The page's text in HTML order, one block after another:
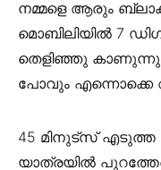
നമ്മളെ ആരും
മൊബിലിയിൽ 7
തെളിഞ്ഞു
പോവും എന്നൊക്കെ
45 മിനുട്സ് എടുത്ത
യാത്രയിൽ